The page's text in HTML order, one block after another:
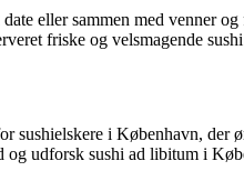
eller sammen med venner
friske og velsmagende
sushielskere i København, der
og udforsk sushi ad libitum i